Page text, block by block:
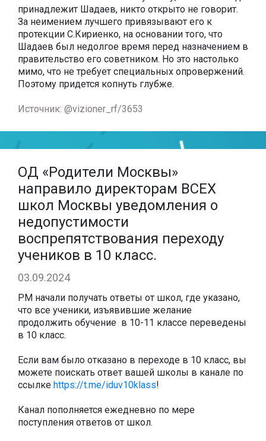
принадлежит Шадаев, никто открыто не говорит.
За неимением лучшего привязывают его к
протекции С.Кириенко, на основании того, что
Шадаев был недолгое время перед назначением в
правительство его советником. Но это настолько
мимо, что не требует специальных опровержений.
Поэтому придется копнуть глубже.
Источник: @vizioner_rf/3653
ОД «Родители Москвы»
направило директорам ВСЕХ
школ Москвы уведомления о
недопустимости
воспрепятствования переходу
учеников в 10 класс.
03.09.2024
РМ начали получать ответы от школ, где указано,
что все ученики, изъявившие желание
продолжить обучение в 10-11 классе переведены
в 10 класс.
Если вам было отказано в переходе в 10 класс, вы
можете поискать ответ вашей школы в канале по
ссылке https://t.me/iduv10klass!
Канал пополняется ежедневно по мере
поступления ответов от школ.